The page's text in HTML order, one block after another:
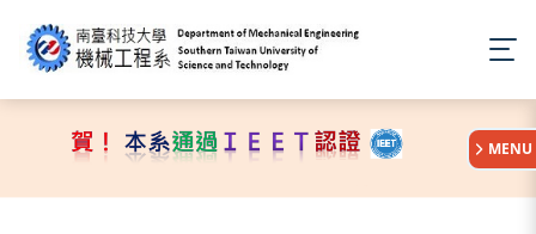
:::
MENU